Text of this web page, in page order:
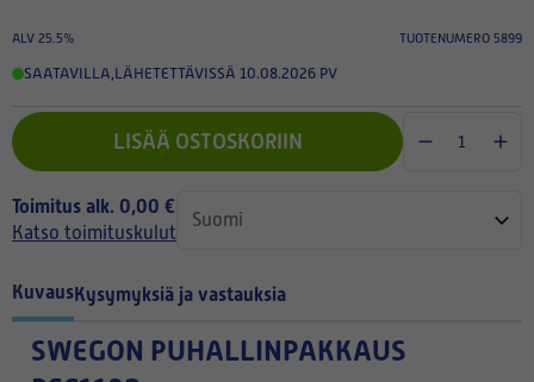
ALV 25.5% TUOTENUMERO 5899
SAATAVILLA,LÄHETETTÄVISSÄ 10.08.2026 PV
LISÄÄ OSTOSKORIIN
Toimitus alk. 0,00 €
Katso toimituskulut
KuvausKysymyksiä ja vastauksia
SWEGON PUHALLINPAKKAUS